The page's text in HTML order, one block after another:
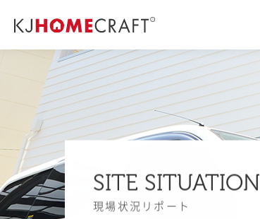
SITE SITUATION
現場状況リポート